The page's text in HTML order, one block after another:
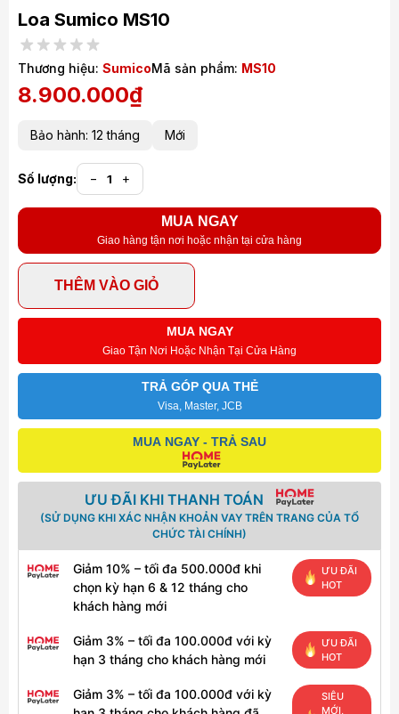
Loa Sumico MS10
Thương hiệu: SumicoMã sản phẩm: MS10
8.900.000₫
Bảo hành: 12 tháng Mới
Số lượng: − +
MUA NGAY
Giao hàng tận nơi hoặc nhận tại cửa hàng
THÊM VÀO GIỎ
MUA NGAY
Giao Tận Nơi Hoặc Nhận Tại Cửa Hàng
TRẢ GÓP QUA THẺ
Visa, Master, JCB
MUA NGAY - TRẢ SAU
ƯU ĐÃI KHI THANH TOÁN
(SỬ DỤNG KHI XÁC NHẬN KHOẢN VAY TRÊN TRANG CỦA TỔ
CHỨC TÀI CHÍNH)
Giảm 10% – tối đa 500.000đ khi
chọn kỳ hạn 6 & 12 tháng cho
khách hàng mới
ƯU ĐÃI
HOT
Giảm 3% – tối đa 100.000đ với kỳ
hạn 3 tháng cho khách hàng mới
ƯU ĐÃI
HOT
Giảm 3% – tối đa 100.000đ với kỳ
SIÊU
MỚI,